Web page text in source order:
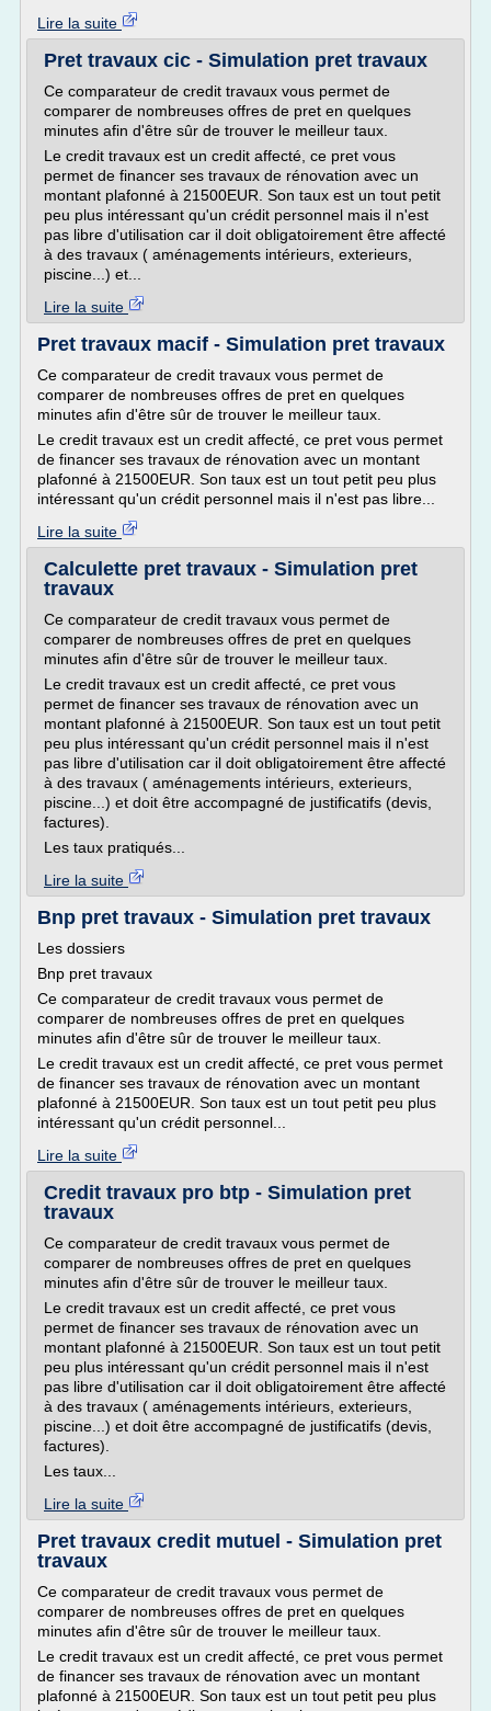
Lire la suite
Pret travaux cic - Simulation pret travaux
Ce comparateur de credit travaux vous permet de
comparer de nombreuses offres de pret en quelques
minutes afin d'être sûr de trouver le meilleur taux.
Le credit travaux est un credit affecté, ce pret vous
permet de financer ses travaux de rénovation avec un
montant plafonné à 21500EUR. Son taux est un tout petit
peu plus intéressant qu'un crédit personnel mais il n'est
pas libre d'utilisation car il doit obligatoirement être affecté
à des travaux ( aménagements intérieurs, exterieurs,
piscine...) et...
Lire la suite
Pret travaux macif - Simulation pret travaux
Ce comparateur de credit travaux vous permet de
comparer de nombreuses offres de pret en quelques
minutes afin d'être sûr de trouver le meilleur taux.
Le credit travaux est un credit affecté, ce pret vous permet
de financer ses travaux de rénovation avec un montant
plafonné à 21500EUR. Son taux est un tout petit peu plus
intéressant qu'un crédit personnel mais il n'est pas libre...
Lire la suite
Calculette pret travaux - Simulation pret
travaux
Ce comparateur de credit travaux vous permet de
comparer de nombreuses offres de pret en quelques
minutes afin d'être sûr de trouver le meilleur taux.
Le credit travaux est un credit affecté, ce pret vous
permet de financer ses travaux de rénovation avec un
montant plafonné à 21500EUR. Son taux est un tout petit
peu plus intéressant qu'un crédit personnel mais il n'est
pas libre d'utilisation car il doit obligatoirement être affecté
à des travaux ( aménagements intérieurs, exterieurs,
piscine...) et doit être accompagné de justificatifs (devis,
factures).
Les taux pratiqués...
Lire la suite
Bnp pret travaux - Simulation pret travaux
Les dossiers
Bnp pret travaux
Ce comparateur de credit travaux vous permet de
comparer de nombreuses offres de pret en quelques
minutes afin d'être sûr de trouver le meilleur taux.
Le credit travaux est un credit affecté, ce pret vous permet
de financer ses travaux de rénovation avec un montant
plafonné à 21500EUR. Son taux est un tout petit peu plus
intéressant qu'un crédit personnel...
Lire la suite
Credit travaux pro btp - Simulation pret
travaux
Ce comparateur de credit travaux vous permet de
comparer de nombreuses offres de pret en quelques
minutes afin d'être sûr de trouver le meilleur taux.
Le credit travaux est un credit affecté, ce pret vous
permet de financer ses travaux de rénovation avec un
montant plafonné à 21500EUR. Son taux est un tout petit
peu plus intéressant qu'un crédit personnel mais il n'est
pas libre d'utilisation car il doit obligatoirement être affecté
à des travaux ( aménagements intérieurs, exterieurs,
piscine...) et doit être accompagné de justificatifs (devis,
factures).
Les taux...
Lire la suite
Pret travaux credit mutuel - Simulation pret
travaux
Ce comparateur de credit travaux vous permet de
comparer de nombreuses offres de pret en quelques
minutes afin d'être sûr de trouver le meilleur taux.
Le credit travaux est un credit affecté, ce pret vous permet
de financer ses travaux de rénovation avec un montant
plafonné à 21500EUR. Son taux est un tout petit peu plus